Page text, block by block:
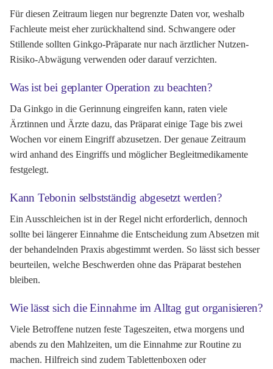
Für diesen Zeitraum liegen nur begrenzte Daten vor, weshalb
Fachleute meist eher zurückhaltend sind. Schwangere oder
Stillende sollten Ginkgo-Präparate nur nach ärztlicher Nutzen-
Risiko-Abwägung verwenden oder darauf verzichten.
Was ist bei geplanter Operation zu beachten?
Da Ginkgo in die Gerinnung eingreifen kann, raten viele
Ärztinnen und Ärzte dazu, das Präparat einige Tage bis zwei
Wochen vor einem Eingriff abzusetzen. Der genaue Zeitraum
wird anhand des Eingriffs und möglicher Begleitmedikamente
festgelegt.
Kann Tebonin selbstständig abgesetzt werden?
Ein Ausschleichen ist in der Regel nicht erforderlich, dennoch
sollte bei längerer Einnahme die Entscheidung zum Absetzen mit
der behandelnden Praxis abgestimmt werden. So lässt sich besser
beurteilen, welche Beschwerden ohne das Präparat bestehen
bleiben.
Wie lässt sich die Einnahme im Alltag gut organisieren?
Viele Betroffene nutzen feste Tageszeiten, etwa morgens und
abends zu den Mahlzeiten, um die Einnahme zur Routine zu
machen. Hilfreich sind zudem Tablettenboxen oder